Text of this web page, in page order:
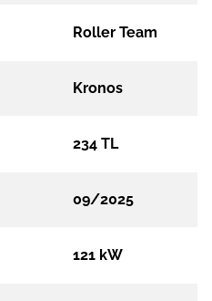
Roller Team
Kronos
234 TL
09/2025
121 kW